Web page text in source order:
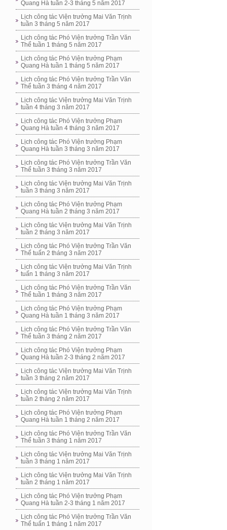
Quang Hà tuần 2-3 tháng 5 năm 2017
Lịch công tác Viện trưởng Mai Văn Trịnh
tuần 3 tháng 5 năm 2017
Lịch công tác Phó Viện trưởng Trần Văn
Thể tuần 1 tháng 5 năm 2017
Lịch công tác Phó Viện trưởng Phạm
Quang Hà tuần 1 tháng 5 năm 2017
Lịch công tác Phó Viện trưởng Trần Văn
Thể tuần 3 tháng 4 năm 2017
Lịch công tác Viện trưởng Mai Văn Trịnh
tuần 4 tháng 3 năm 2017
Lịch công tác Phó Viện trưởng Phạm
Quang Hà tuần 4 tháng 3 năm 2017
Lịch công tác Phó Viện trưởng Phạm
Quang Hà tuần 3 tháng 3 năm 2017
Lịch công tác Phó Viện trưởng Trần Văn
Thể tuần 3 tháng 3 năm 2017
Lịch công tác Viện trưởng Mai Văn Trịnh
tuần 3 tháng 3 năm 2017
Lịch công tác Phó Viện trưởng Phạm
Quang Hà tuần 2 tháng 3 năm 2017
Lịch công tác Viện trưởng Mai Văn Trịnh
tuần 2 tháng 3 năm 2017
Lịch công tác Phó Viện trưởng Trần Văn
Thể tuấn 2 tháng 3 năm 2017
Lịch công tác Viện trưởng Mai Văn Trịnh
tuấn 1 tháng 3 năm 2017
Lịch công tác Phó Viện trưởng Trần Văn
Thể tuần 1 tháng 3 năm 2017
Lịch công tác Phó Viện trưởng Phạm
Quang Hà tuần 1 tháng 3 năm 2017
Lịch công tác Phó Viện trưởng Trần Văn
Thể tuần 3 tháng 2 năm 2017
Lịch công tác Phó Viện trưởng Phạm
Quang Hà tuần 2-3 tháng 2 năm 2017
Lịch công tác Viện trưởng Mai Văn Trịnh
tuần 3 tháng 2 năm 2017
Lịch công tác Viện trưởng Mai Văn Trịnh
tuần 2 tháng 2 năm 2017
Lịch công tác Phó Viện trưởng Phạm
Quang Hà tuần 1 tháng 2 năm 2017
Lịch công tác Phó Viện trưởng Trần Văn
Thể tuần 3 tháng 1 năm 2017
Lịch công tác Viện trưởng Mai Văn Trịnh
tuần 3 tháng 1 năm 2017
Lịch công tác Viện trưởng Mai Văn Trịnh
tuần 2 tháng 1 năm 2017
Lịch công tác Phó Viện trưởng Phạm
Quang Hà tuần 2-3 tháng 1 năm 2017
Lịch công tác Phó Viện trưởng Trần Văn
Thể tuấn 1 tháng 1 năm 2017